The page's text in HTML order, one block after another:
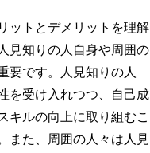
ットとデメリットを理解
見知りの人自身や周囲の
要です。人見知りの人
を受け入れつつ、自己成
キルの向上に取り組むこ
また、周囲の人々は人見